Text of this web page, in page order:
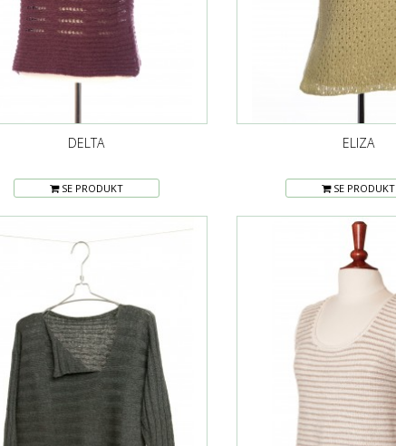
DELTA
SE PRODUKT
ELIZA
SE PRODUKT